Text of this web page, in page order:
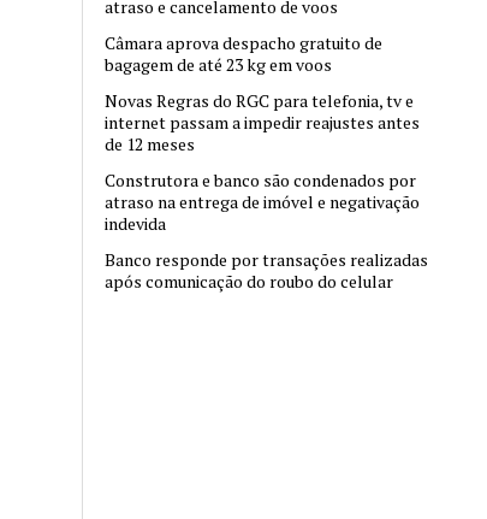
atraso e cancelamento de voos
Câmara aprova despacho gratuito de
bagagem de até 23 kg em voos
Novas Regras do RGC para telefonia, tv e
internet passam a impedir reajustes antes
de 12 meses
Construtora e banco são condenados por
atraso na entrega de imóvel e negativação
indevida
Banco responde por transações realizadas
após comunicação do roubo do celular